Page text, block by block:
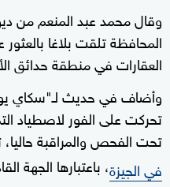
وقال محمد عبد المنعم من
المحافظة تلقت بلاغا
العقارات في منطقة حدائق
وأضاف في حديث لـ"سكاي
تحركت على الفور لاصطياد
تحت الفحص والمراقبة حاليا،
في الجيزة، باعتبارها الجهة